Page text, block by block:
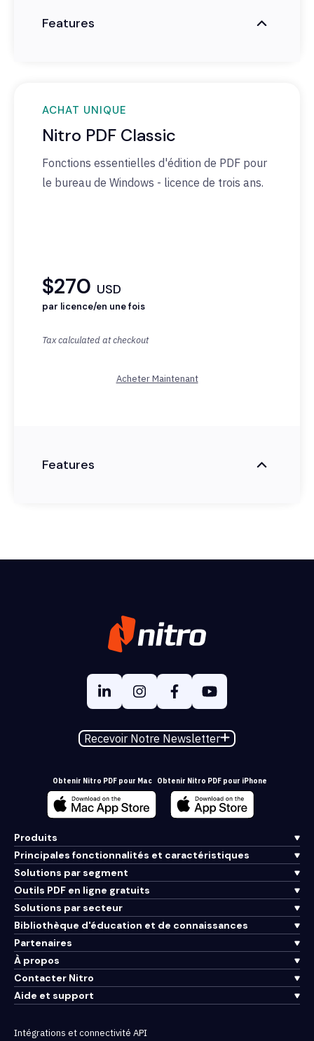
Features
ACHAT UNIQUE
Nitro PDF Classic
Fonctions essentielles d'édition de PDF pour
le bureau de Windows - licence de trois ans.
$270 USD
par licence/en une fois
Tax calculated at checkout
Acheter Maintenant
Features
Recevoir Notre Newsletter
Obtenir Nitro PDF pour Mac Obtenir Nitro PDF pour iPhone
Produits
Principales fonctionnalités et caractéristiques
Solutions par segment
Outils PDF en ligne gratuits
Solutions par secteur
Bibliothèque d'éducation et de connaissances
Partenaires
À propos
Contacter Nitro
Aide et support
Intégrations et connectivité API